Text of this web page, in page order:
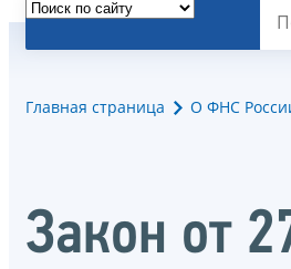
Главная страница О ФНС
Закон от